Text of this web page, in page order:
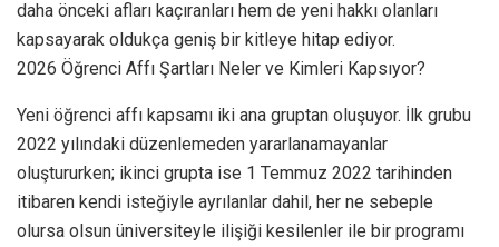
daha önceki afları kaçıranları hem de yeni hakkı olanları
kapsayarak oldukça geniş bir kitleye hitap ediyor.
2026 Öğrenci Affı Şartları Neler ve Kimleri Kapsıyor?
Yeni öğrenci affı kapsamı iki ana gruptan oluşuyor. İlk grubu
2022 yılındaki düzenlemeden yararlanamayanlar
oluştururken; ikinci grupta ise 1 Temmuz 2022 tarihinden
itibaren kendi isteğiyle ayrılanlar dahil, her ne sebeple
olursa olsun üniversiteyle ilişiği kesilenler ile bir programı